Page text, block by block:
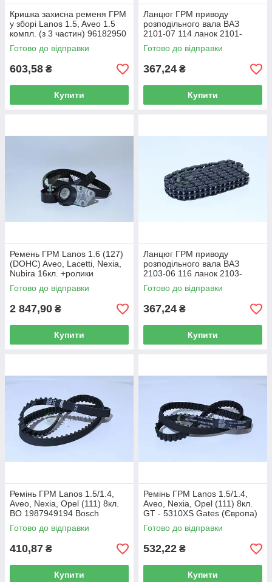
Кришка захисна ременя ГРМ
у зборі Lanos 1.5, Aveo 1.5
компл. (з 3 частин) 96182950
Готово до відправки
603,58 ₴
Купити
Ланцюг ГРМ приводу
розподільного вала ВАЗ
2101-07 114 ланок 2101-
1006040 AT
Готово до відправки
367,24 ₴
Купити
Ремень ГРМ Lanos 1.6 (127)
(DOHC) Aveo, Lacetti, Nexia,
Nubira 16кл. +ролики
13110350
Готово до відправки
2 847,90 ₴
Купити
Ланцюг ГРМ приводу
розподільного вала ВАЗ
2103-06 116 ланок 2103-
1006040 AT
Готово до відправки
367,24 ₴
Купити
Ремінь ГРМ Lanos 1.5/1.4,
Aveo, Nexia, Opel (111) 8кл.
BO 1987949194 Bosch
Готово до відправки
410,87 ₴
Купити
Ремінь ГРМ Lanos 1.5/1.4,
Aveo, Nexia, Opel (111) 8кл.
GT - 5310XS Gates (Європа)
Готово до відправки
532,22 ₴
Купити